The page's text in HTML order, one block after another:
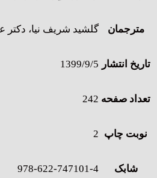
مترجمان گلشید شریف نیا،
تاریخ انتشار 1399/9/5
تعداد صفحه 242
نوبت چاپ 2
شابک 978-622-747101-4